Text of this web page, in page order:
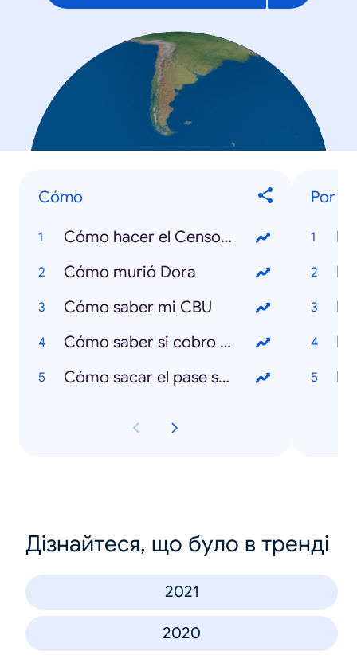
Cómo
Cómo hacer el Censo digital
Cómo murió Dora
Cómo saber mi CBU
Cómo saber si cobro el IFE
Cómo sacar el pase sanitario
Por
Дізнайтеся, що було в тренді
2021
2020